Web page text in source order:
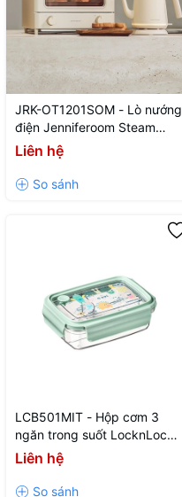
JRK-OT1201SOM - Lò nướng
điện Jenniferoom Steam
oven toaster 220 V~, 50 Hz,
1000 W, 12 L - Màu be
Liên hệ
LCB501MIT - Hộp cơm 3
ngăn trong suốt LocknLock -
750ML - Màu xanh mint -
CN - 24
Liên hệ